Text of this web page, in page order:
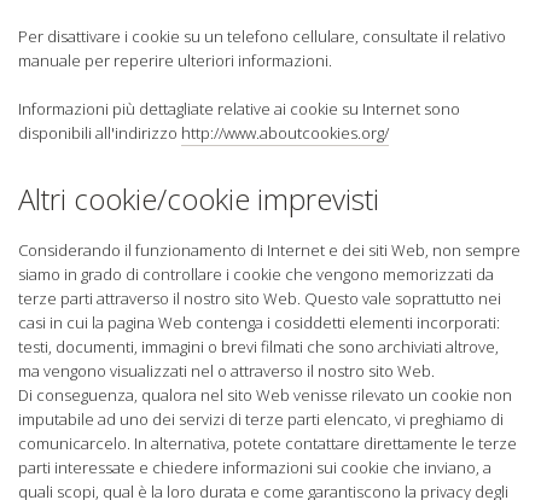
Per disattivare i cookie su un telefono cellulare, consultate il relativo
manuale per reperire ulteriori informazioni.
Informazioni più dettagliate relative ai cookie su Internet sono
disponibili all'indirizzo http://www.aboutcookies.org/
Altri cookie/cookie imprevisti
Considerando il funzionamento di Internet e dei siti Web, non sempre
siamo in grado di controllare i cookie che vengono memorizzati da
terze parti attraverso il nostro sito Web. Questo vale soprattutto nei
casi in cui la pagina Web contenga i cosiddetti elementi incorporati:
testi, documenti, immagini o brevi filmati che sono archiviati altrove,
ma vengono visualizzati nel o attraverso il nostro sito Web.
Di conseguenza, qualora nel sito Web venisse rilevato un cookie non
imputabile ad uno dei servizi di terze parti elencato, vi preghiamo di
comunicarcelo. In alternativa, potete contattare direttamente le terze
parti interessate e chiedere informazioni sui cookie che inviano, a
quali scopi, qual è la loro durata e come garantiscono la privacy degli